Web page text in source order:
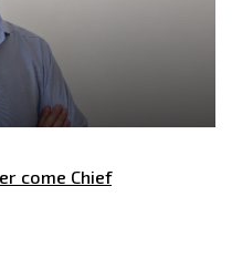
come Chief